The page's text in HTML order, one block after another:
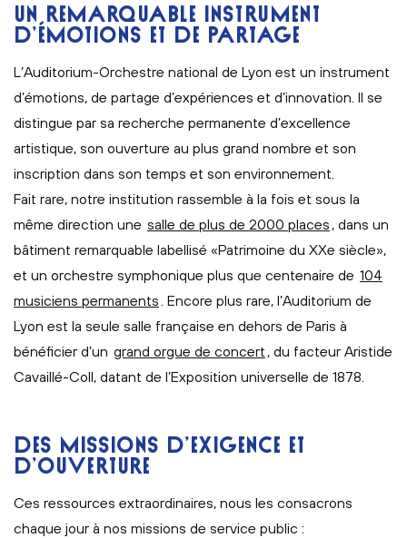
UN REMARQUABLE INSTRUMENT
D’ÉMOTIONS ET DE PARTAGE
L’Auditorium-Orchestre national de Lyon est un instrument
d’émotions, de partage d’expériences et d’innovation. Il se
distingue par sa recherche permanente d’excellence
artistique, son ouverture au plus grand nombre et son
inscription dans son temps et son environnement.
Fait rare, notre institution rassemble à la fois et sous la
même direction une salle de plus de 2000 places , dans un
bâtiment remarquable labellisé «Patrimoine du XXe siècle»,
et un orchestre symphonique plus que centenaire de 104
musiciens permanents . Encore plus rare, l’Auditorium de
Lyon est la seule salle française en dehors de Paris à
bénéficier d’un grand orgue de concert , du facteur Aristide
Cavaillé-Coll, datant de l’Exposition universelle de 1878.
DES MISSIONS D’EXIGENCE ET
D’OUVERTURE
Ces ressources extraordinaires, nous les consacrons
chaque jour à nos missions de service public :